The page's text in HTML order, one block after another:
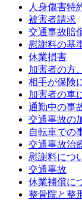
人身傷害特
被害者請求
交通事故賠
慰謝料の基
休業損害
加害者の方
相手が保険
加害者の車
通勤中の事
交通事故の
自転車での
交通事故治
慰謝料につ
交通事故
休業補償に
整骨院と整